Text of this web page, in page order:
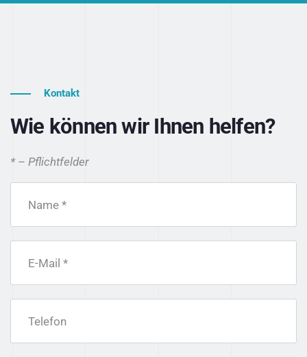
Kontakt
Wie können wir Ihnen helfen?
* – Pflichtfelder
Name *
E-Mail *
Telefon